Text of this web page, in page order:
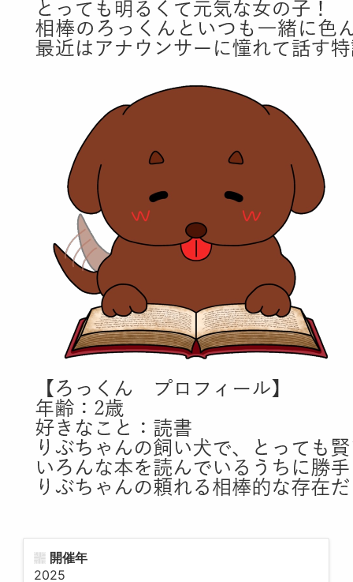
開催年
2025